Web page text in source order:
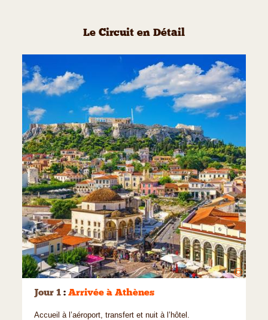
Le Circuit en Détail
©
Jour 1 : Arrivée à Athènes
Accueil à l’aéroport, transfert et nuit à l’hôtel.